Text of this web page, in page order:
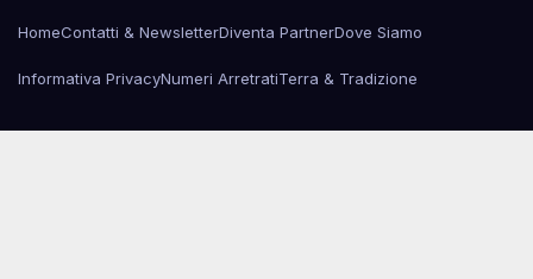
HomeContatti & NewsletterDiventa PartnerDove Siamo
Informativa PrivacyNumeri ArretratiTerra & Tradizione